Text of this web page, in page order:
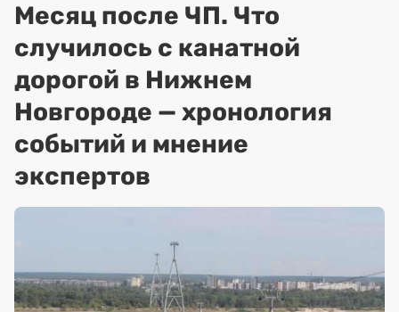
Месяц после ЧП. Что
случилось с канатной
дорогой в Нижнем
Новгороде — хронология
событий и мнение
экспертов